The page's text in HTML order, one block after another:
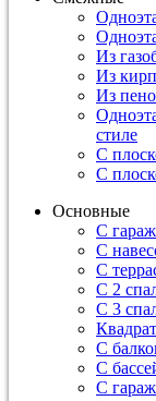
Из
Из
Из
стиле
С
С
Основные
С
С
С
С 2
С 3
С
С
С